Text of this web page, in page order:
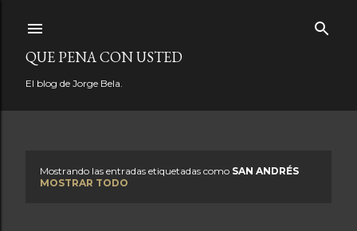
QUE PENA CON USTED
El blog de Jorge Bela.
Mostrando las entradas etiquetadas como SAN ANDRÉS
MOSTRAR TODO